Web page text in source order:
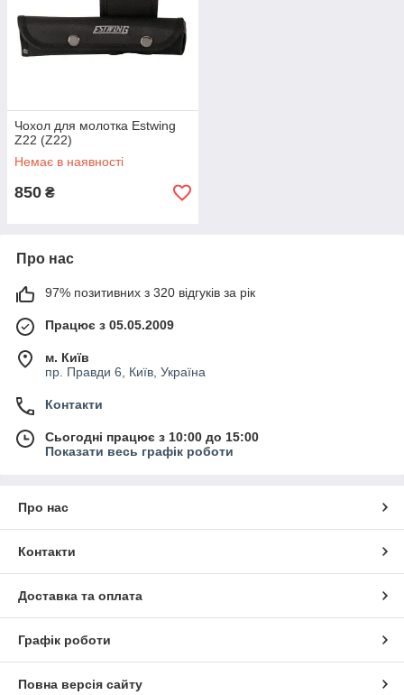
Чохол для молотка Estwing
Z22 (Z22)
Немає в наявності
850 ₴
Про нас
97% позитивних з 320 відгуків за рік
Працює з 05.05.2009
м. Київ
пр. Правди 6, Київ, Україна
Контакти
Сьогодні працює з 10:00 до 15:00
Показати весь графік роботи
Про нас
Контакти
Доставка та оплата
Графік роботи
Повна версія сайту